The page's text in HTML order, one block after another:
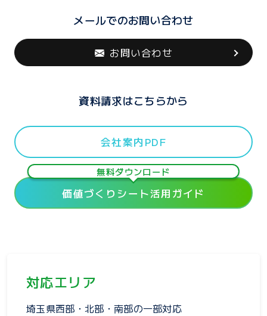
メールでのお問い合わせ
お問い合わせ
資料請求はこちらから
会社案内PDF
無料ダウンロード
価値づくりシート活用ガイド
対応エリア
埼玉県西部・北部・南部の一部対応